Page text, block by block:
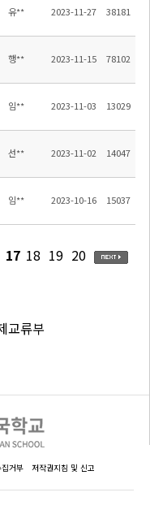
학교교육과정 편성을 위한 설문조사 결과(초등)
유** 2023-11-27 38181
자료
행** 2023-11-15 78102
내임** 2023-11-03 13029
고
선** 2023-11-02 14047
(물리1, 중국어1)
임** 2023-10-16 15037
17 18 19 20
교류부
거부 저작권지침 및 신고